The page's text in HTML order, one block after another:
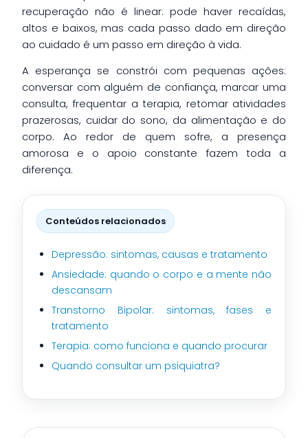
recuperação não é linear: pode haver recaídas,
altos e baixos, mas cada passo dado em direção
ao cuidado é um passo em direção à vida.
A esperança se constrói com pequenas ações:
conversar com alguém de confiança, marcar uma
consulta, frequentar a terapia, retomar atividades
prazerosas, cuidar do sono, da alimentação e do
corpo. Ao redor de quem sofre, a presença
amorosa e o apoio constante fazem toda a
diferença.
Conteúdos relacionados
Depressão: sintomas, causas e tratamento
Ansiedade: quando o corpo e a mente não
descansam
Transtorno Bipolar: sintomas, fases e
tratamento
Terapia: como funciona e quando procurar
Quando consultar um psiquiatra?